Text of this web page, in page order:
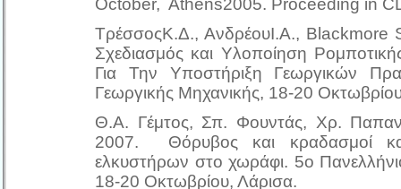
October, Athens2005. Proceeding in
ΤρέσσοςΚ.Δ., ΑνδρέουΙ.Α., Blackmore
Σχεδιασμός και Υλοποίηση
Για Την Υποστήριξη Γεωργικών
Γεωργικής Μηχανικής, 18-20
Θ.Α. Γέμτος, Σπ. Φουντάς, Χρ.
2007. Θόρυβος και κραδασμοί
ελκυστήρων στο χωράφι. 5ο
18-20 Οκτωβρίου, Λάρισα.